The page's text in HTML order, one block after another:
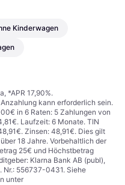
Kinderwagen
*APR 17,90%.
kann erforderlich sein.
in 6 Raten: 5 Zahlungen von
Laufzeit: 6 Monate. TIN
Zinsen: 48,91€. Dies gilt
18 Jahre. Vorbehaltlich der
25€ und Höchstbetrag
Klarna Bank AB (publ),
Nr.: 556737-0431. Siehe
unter